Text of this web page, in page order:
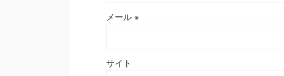
メール ※
サイト